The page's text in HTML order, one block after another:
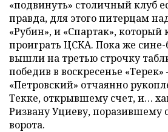
«подвинуть» столичный клуб
правда, для этого питерцам
«Рубин», и «Спартак»,
проиграть ЦСКА. Пока же сине-
вышли на третью строчку
победив в воскресенье «Терек»
«Петровский» отчаянно
Текке, открывшему счет, и…
Ризвану Уциеву, поразившему
ворота.